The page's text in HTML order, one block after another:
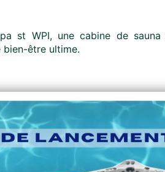
st WPI, une cabine de
être ultime.